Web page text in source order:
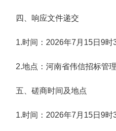
四、响应文件递交
1.时间：2026年7月15日9时
2.地点：河南省伟信招标管
五、磋商时间及地点
1.时间：2026年7月15日9时